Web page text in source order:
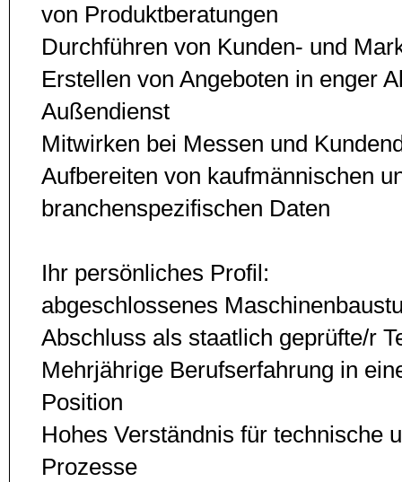
von Produktberatungen
Durchführen von Kunden- und
Erstellen von Angeboten in enger
Außendienst
Mitwirken bei Messen und
Aufbereiten von kaufmännischen
branchenspezifischen Daten
Ihr persönliches Profil:
abgeschlossenes
Abschluss als staatlich geprüfte/r
Mehrjährige Berufserfahrung in
Position
Hohes Verständnis für technische
Prozesse